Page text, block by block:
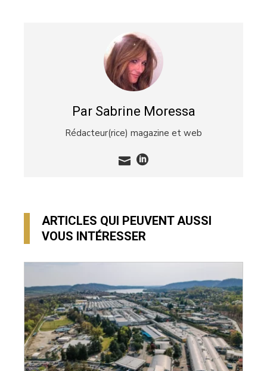
Par Sabrine Moressa
Rédacteur(rice) magazine et web
ARTICLES QUI PEUVENT AUSSI
VOUS INTÉRESSER